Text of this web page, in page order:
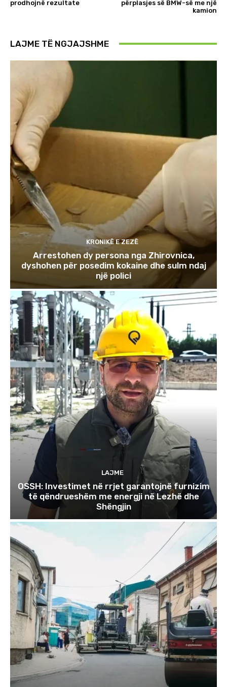
prodhojnë rezultate
përplasjes së BMW-së me një
kamion
LAJME TË NGJAJSHME
KRONIKË E ZEZË
Arrestohen dy persona nga Zhirovnica,
dyshohen për posedim kokaine dhe sulm ndaj
një polici
LAJME
OSSH: Investimet në rrjet garantojnë furnizim
të qëndrueshëm me energji në Lezhë dhe
Shëngjin